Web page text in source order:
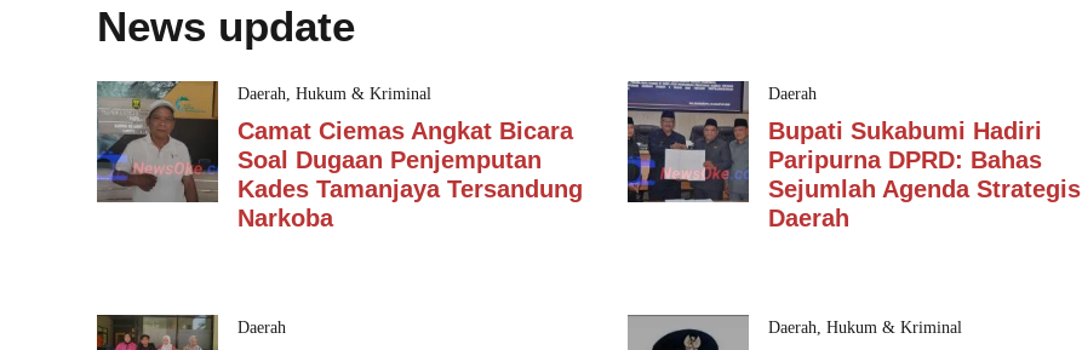
News update
Daerah Hukum & Kriminal
Camat Ciemas Angkat Bicara
Soal Dugaan Penjemputan
Kades Tamanjaya Tersandung
Narkoba
Daerah
Bupati Sukabumi Hadiri
Paripurna DPRD: Bahas
Sejumlah Agenda Strategis
Daerah
Daerah Daerah Hukum & Kriminal